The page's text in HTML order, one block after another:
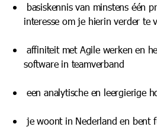
basiskennis van minstens één
interesse om je hierin verder te
affiniteit met Agile werken en
software in teamverband
een analytische en leergierige
je woont in Nederland en bent